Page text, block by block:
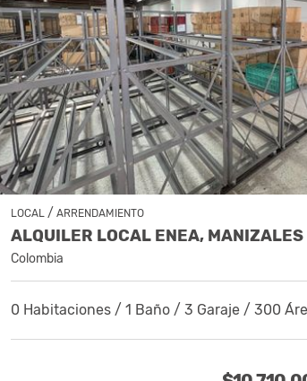
LOCAL / ARRENDAMIENTO
Colombia
0 Habitaciones / 1 Baño / 3 Garaje / 300